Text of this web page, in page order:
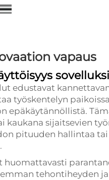
vapaus
edustavat
työskentelyn
epäkäytännöllistä.
sijaitsevien
pituuden hallintaa
tehontiheyden